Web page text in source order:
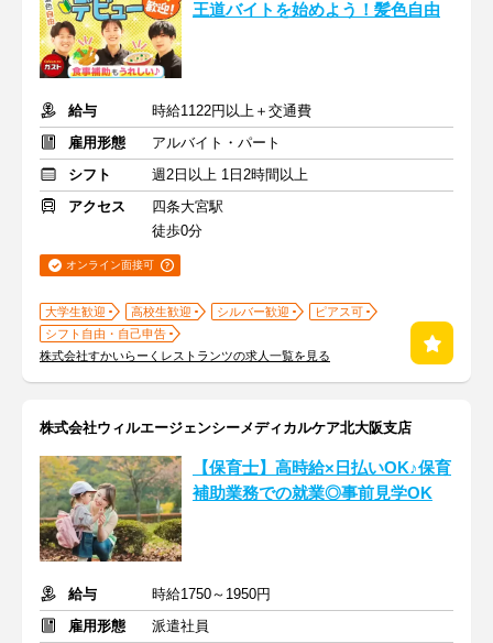
王道バイトを始めよう！髪色自由
給与
時給1122円以上＋交通費
雇用形態
アルバイト・パート
シフト
週2日以上 1日2時間以上
アクセス
四条大宮駅
徒歩0分
オンライン面接可
大学生歓迎 高校生歓迎 シルバー歓迎
ピアス可
シフト自由・自己申告
株式会社すかいらーくレストランツの求人一覧を見る
株式会社ウィルエージェンシーメディカルケア北大阪支店
【保育士】高時給×日払いOK♪保育
補助業務での就業◎事前見学OK
給与
時給1750～1950円
雇用形態
派遣社員